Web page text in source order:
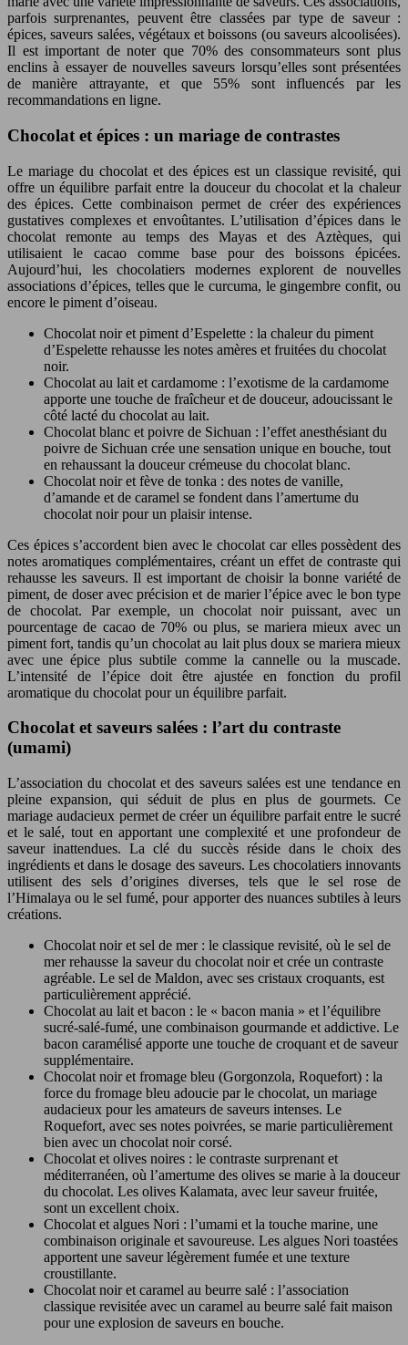
parfois surprenantes, peuvent être classées par type de saveur :
épices, saveurs salées, végétaux et boissons (ou saveurs alcoolisées).
Il est important de noter que 70% des consommateurs sont plus
enclins à essayer de nouvelles saveurs lorsqu’elles sont présentées
de manière attrayante, et que 55% sont influencés par les
recommandations en ligne.
Chocolat et épices : un mariage de contrastes
Le mariage du chocolat et des épices est un classique revisité, qui
offre un équilibre parfait entre la douceur du chocolat et la chaleur
des épices. Cette combinaison permet de créer des expériences
gustatives complexes et envoûtantes. L’utilisation d’épices dans le
chocolat remonte au temps des Mayas et des Aztèques, qui
utilisaient le cacao comme base pour des boissons épicées.
Aujourd’hui, les chocolatiers modernes explorent de nouvelles
associations d’épices, telles que le curcuma, le gingembre confit, ou
encore le piment d’oiseau.
Chocolat noir et piment d’Espelette : la chaleur du piment
d’Espelette rehausse les notes amères et fruitées du chocolat
noir.
Chocolat au lait et cardamome : l’exotisme de la cardamome
apporte une touche de fraîcheur et de douceur, adoucissant le
côté lacté du chocolat au lait.
Chocolat blanc et poivre de Sichuan : l’effet anesthésiant du
poivre de Sichuan crée une sensation unique en bouche, tout
en rehaussant la douceur crémeuse du chocolat blanc.
Chocolat noir et fève de tonka : des notes de vanille,
d’amande et de caramel se fondent dans l’amertume du
chocolat noir pour un plaisir intense.
Ces épices s’accordent bien avec le chocolat car elles possèdent des
notes aromatiques complémentaires, créant un effet de contraste qui
rehausse les saveurs. Il est important de choisir la bonne variété de
piment, de doser avec précision et de marier l’épice avec le bon type
de chocolat. Par exemple, un chocolat noir puissant, avec un
pourcentage de cacao de 70% ou plus, se mariera mieux avec un
piment fort, tandis qu’un chocolat au lait plus doux se mariera mieux
avec une épice plus subtile comme la cannelle ou la muscade.
L’intensité de l’épice doit être ajustée en fonction du profil
aromatique du chocolat pour un équilibre parfait.
Chocolat et saveurs salées : l’art du contraste
(umami)
L’association du chocolat et des saveurs salées est une tendance en
pleine expansion, qui séduit de plus en plus de gourmets. Ce
mariage audacieux permet de créer un équilibre parfait entre le sucré
et le salé, tout en apportant une complexité et une profondeur de
saveur inattendues. La clé du succès réside dans le choix des
ingrédients et dans le dosage des saveurs. Les chocolatiers innovants
utilisent des sels d’origines diverses, tels que le sel rose de
l’Himalaya ou le sel fumé, pour apporter des nuances subtiles à leurs
créations.
Chocolat noir et sel de mer : le classique revisité, où le sel de
mer rehausse la saveur du chocolat noir et crée un contraste
agréable. Le sel de Maldon, avec ses cristaux croquants, est
particulièrement apprécié.
Chocolat au lait et bacon : le « bacon mania » et l’équilibre
sucré-salé-fumé, une combinaison gourmande et addictive. Le
bacon caramélisé apporte une touche de croquant et de saveur
supplémentaire.
Chocolat noir et fromage bleu (Gorgonzola, Roquefort) : la
force du fromage bleu adoucie par le chocolat, un mariage
audacieux pour les amateurs de saveurs intenses. Le
Roquefort, avec ses notes poivrées, se marie particulièrement
bien avec un chocolat noir corsé.
Chocolat et olives noires : le contraste surprenant et
méditerranéen, où l’amertume des olives se marie à la douceur
du chocolat. Les olives Kalamata, avec leur saveur fruitée,
sont un excellent choix.
Chocolat et algues Nori : l’umami et la touche marine, une
combinaison originale et savoureuse. Les algues Nori toastées
apportent une saveur légèrement fumée et une texture
croustillante.
Chocolat noir et caramel au beurre salé : l’association
classique revisitée avec un caramel au beurre salé fait maison
pour une explosion de saveurs en bouche.